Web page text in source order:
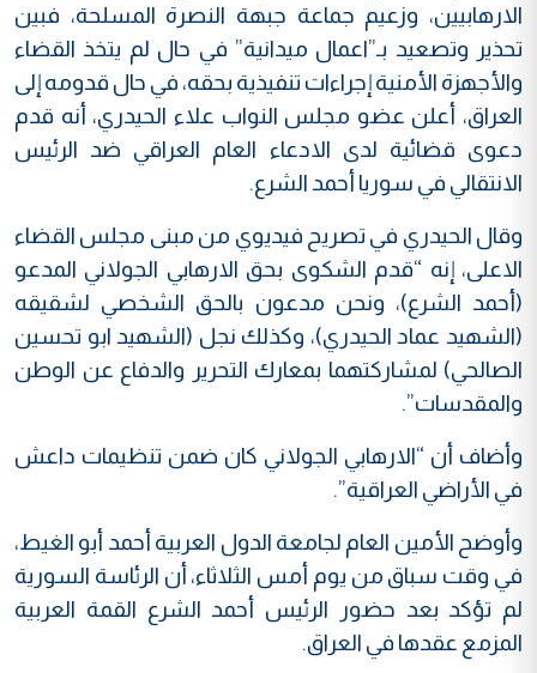
الارهابيين، وزعيم جماعة جبهة النصرة المسلحة، فبين
تحذير وتصعيد بـ”اعمال ميدانية” في حال لم يتخذ القضاء
والأجهزة الأمنية إجراءات تنفيذية بحقه، في حال قدومه إلى
العراق، أعلن عضو مجلس النواب علاء الحيدري، أنه قدم
دعوى قضائية لدى الادعاء العام العراقي ضد الرئيس
الانتقالي في سوريا أحمد الشرع.
وقال الحيدري في تصريح فيديوي من مبنى مجلس القضاء
الاعلى، إنه “قدم الشكوى بحق الارهابي الجولاني المدعو
(أحمد الشرع)، ونحن مدعون بالحق الشخصي لشقيقه
(الشهيد عماد الحيدري)، وكذلك نجل (الشهيد ابو تحسين
الصالحي) لمشاركتهما بمعارك التحرير والدفاع عن الوطن
والمقدسات”.
وأضاف أن “الارهابي الجولاني كان ضمن تنظيمات داعش
في الأراضي العراقية”.
وأوضح الأمين العام لجامعة الدول العربية أحمد أبو الغيط،
في وقت سباق من يوم أمس الثلاثاء، أن الرئاسة السورية
لم تؤكد بعد حضور الرئيس أحمد الشرع القمة العربية
المزمع عقدها في العراق.